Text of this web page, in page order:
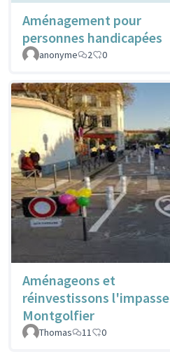
Aménagement pour
personnes handicapées
anonyme
2 0
Aménageons et
réinvestissons l'impasse
Montgolfier
Thomas 11 0